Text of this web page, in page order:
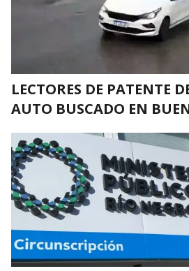
LECTORES DE PATENTE
AUTO BUSCADO EN